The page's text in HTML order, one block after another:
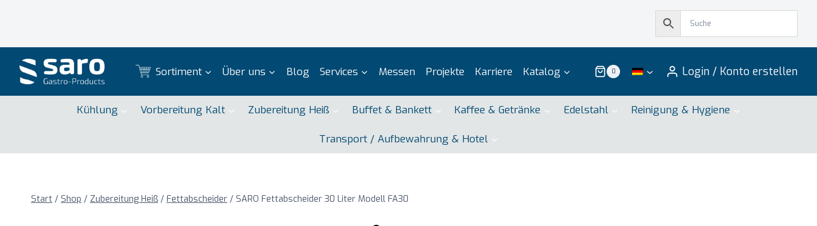
Sortiment Über uns Blog Services Messen Projekte Karriere Katalog 0 Login / Konto erstellen
Kühlung Vorbereitung Kalt Zubereitung Heiß Buffet & Bankett Kaffee & Getränke Edelstahl Reinigung & Hygiene
Transport / Aufbewahrung & Hotel
Start / Shop / Zubereitung Heiß / Fettabscheider / SARO Fettabscheider 30 Liter Modell FA30